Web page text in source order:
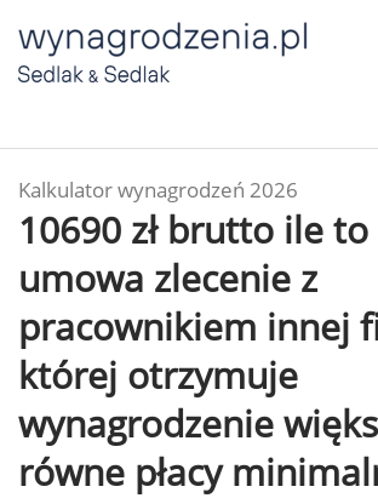
Kalkulator wynagrodzeń 2026
10690 zł brutto ile
umowa zlecenie z
pracownikiem innej
której otrzymuje
wynagrodzenie
równe płacy